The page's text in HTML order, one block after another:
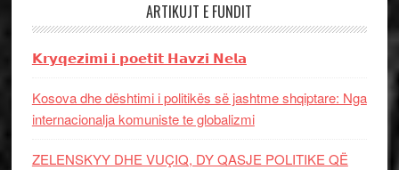
ARTIKUJT E FUNDIT
𝗞𝗿𝘆𝗾𝗲𝘇𝗶𝗺𝗶 𝗶 𝗽𝗼𝗲𝘁𝗶𝘁 𝗛𝗮𝘃𝘇𝗶 𝗡𝗲𝗹𝗮
Kosova dhe dështimi i politikës së jashtme shqiptare: Nga
internacionalja komuniste te globalizmi
ZELENSKYY DHE VUÇIQ, DY QASJE POLITIKE QË